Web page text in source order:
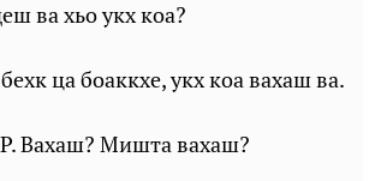
ва хьо укх коа?
ца боаккхе, укх коа вахаш ва.
Мишта вахаш?